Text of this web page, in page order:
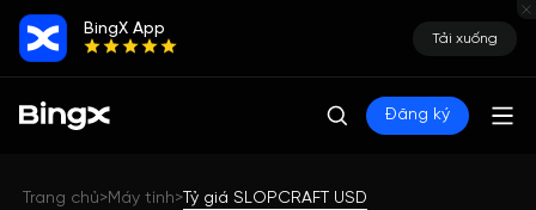
BingX App
Tải xuống
Đăng ký
Trang chủ>Máy tính>Tỷ giá SLOPCRAFT USD